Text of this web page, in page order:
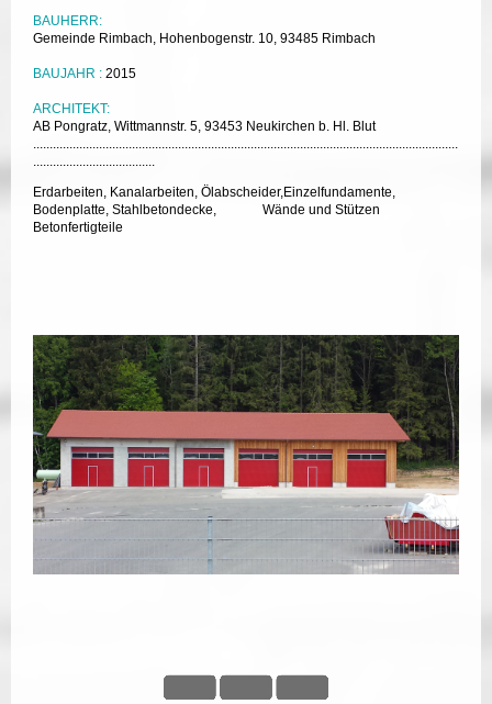
BAUHERR:
Gemeinde Rimbach, Hohenbogenstr. 10, 93485 Rimbach
BAUJAHR : 2015
ARCHITEKT:
AB Pongratz, Wittmannstr. 5, 93453 Neukirchen b. Hl. Blut
.................................................................................................................................
.....................................
Erdarbeiten, Kanalarbeiten, Ölabscheider,Einzelfundamente,
Bodenplatte, Stahlbetondecke, Wände und Stützen
Betonfertigteile